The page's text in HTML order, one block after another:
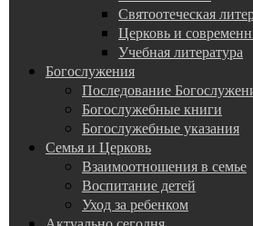
Святоотеческая
Церковь и
Учебная литература
Богослужения
Последование
Богослужебные книги
Богослужебные указания
Семья и Церковь
Взаимоотношения в семье
Воспитание детей
Уход за ребенком